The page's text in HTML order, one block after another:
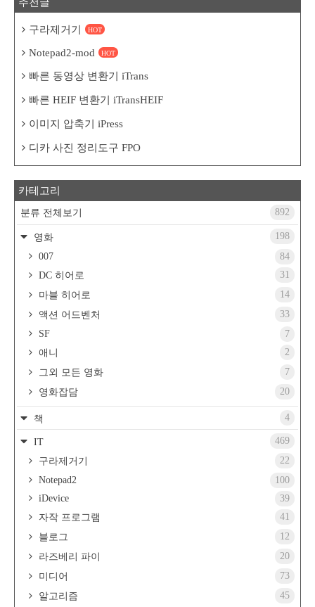
구라제거기 HOT
Notepad2-mod HOT
빠른 동영상 변환기 iTrans
빠른 HEIF 변환기 iTransHEIF
이미지 압축기 iPress
디카 사진 정리도구 FPO
카테고리
분류 전체보기 892
영화
198
007
84
DC 히어로
31
마블 히어로
14
액션 어드벤처
33
SF
7
애니
2
그외 모든 영화
7
영화잡담
20
책 4
IT
469
구라제거기
22
Notepad2
100
iDevice
39
자작 프로그램
41
블로그
12
라즈베리 파이
20
미디어
73
알고리즘
45